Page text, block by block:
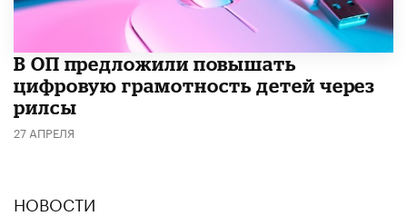
В ОП предложили повышать
цифровую грамотность детей через
рилсы
27 АПРЕЛЯ
НОВОСТИ